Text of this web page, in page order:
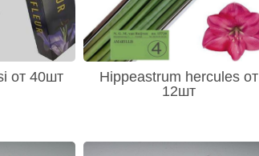
от 40шт
Hippeastrum hercules от
12шт